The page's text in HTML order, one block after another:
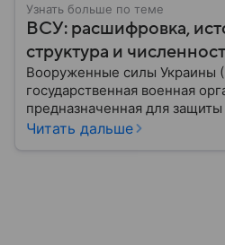
Узнать больше по теме
ВСУ: расшифровка,
структура и
Вооруженные силы Украины
государственная военная
предназначенная для
военным путем. Была создана
Читать дальше